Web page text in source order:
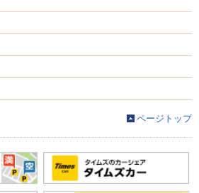
ページトップ